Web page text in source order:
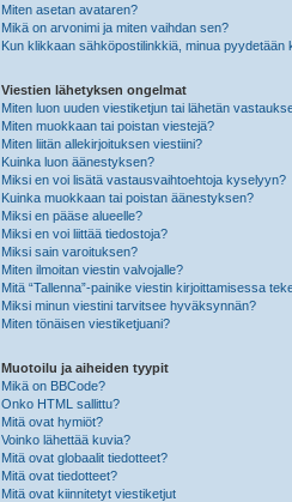
Miten asetan avataren?
Mikä on arvonimi ja miten vaihdan sen?
Kun klikkaan sähköpostilinkkiä, minua pyydetään
Viestien lähetyksen ongelmat
Miten luon uuden viestiketjun tai lähetän
Miten muokkaan tai poistan viestejä?
Miten liitän allekirjoituksen viestiini?
Kuinka luon äänestyksen?
Miksi en voi lisätä vastausvaihtoehtoja kyselyyn?
Kuinka muokkaan tai poistan äänestyksen?
Miksi en pääse alueelle?
Miksi en voi liittää tiedostoja?
Miksi sain varoituksen?
Miten ilmoitan viestin valvojalle?
Mitä “Tallenna”-painike viestin kirjoittamisessa
Miksi minun viestini tarvitsee hyväksynnän?
Miten tönäisen viestiketjuani?
Muotoilu ja aiheiden tyypit
Mikä on BBCode?
Onko HTML sallittu?
Mitä ovat hymiöt?
Voinko lähettää kuvia?
Mitä ovat globaalit tiedotteet?
Mitä ovat tiedotteet?
Mitä ovat kiinnitetyt viestiketjut